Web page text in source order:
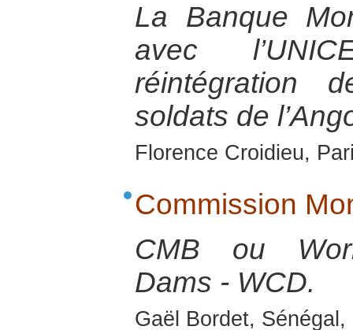
La Banque
avec
réintégration
soldats de
Florence Croidieu,
Commission
CMB ou
Dams - WCD.
Gaël Bordet,